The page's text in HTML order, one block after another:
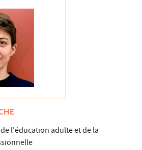
l'éducation adulte et de la